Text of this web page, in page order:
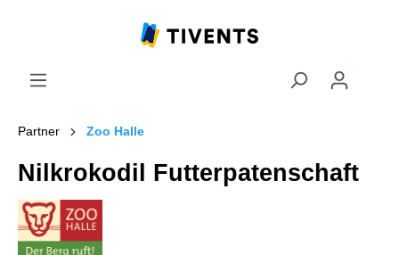
Partner Zoo Halle
Nilkrokodil Futterpatenschaft